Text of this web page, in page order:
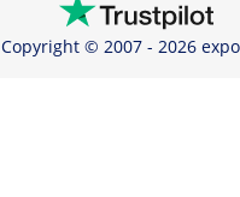
Copyright © 2007 - 2026